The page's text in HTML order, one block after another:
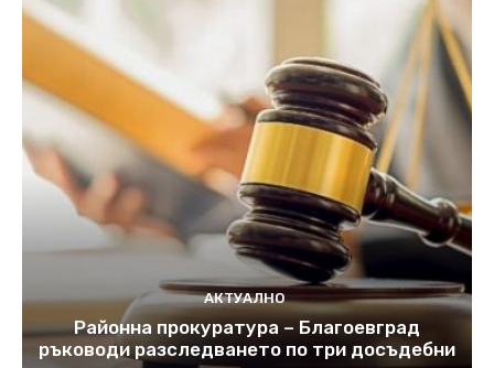
АКТУАЛНО
Районна прокуратура – Благоевград
ръководи разследването по три досъдебни